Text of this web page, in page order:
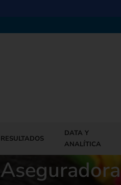
RESULTADOS
DATA Y
ANALÍTICA